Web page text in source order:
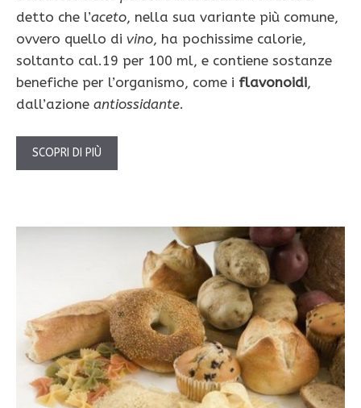
detto che l’aceto, nella sua variante più comune,
ovvero quello di vino, ha pochissime calorie,
soltanto cal.19 per 100 ml, e contiene sostanze
benefiche per l’organismo, come i flavonoidi,
dall’azione antiossidante.
SCOPRI DI PIÙ